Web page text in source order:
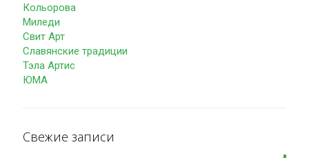
Кольорова
Миледи
Свит Арт
Славянские традиции
Тэла Артис
ЮМА
Свежие записи